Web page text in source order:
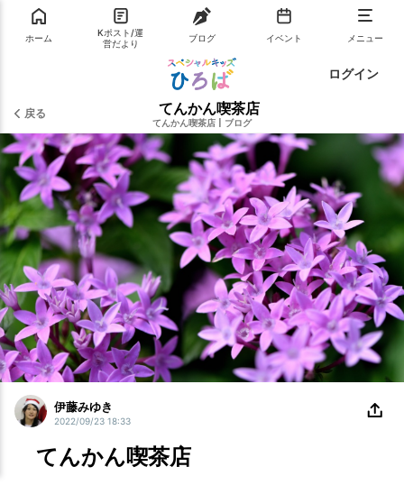
ホーム
Kポスト/運
営だより
ブログ イベント メニュー
ログイン
戻る てんかん喫茶店
てんかん喫茶店 ブログ
伊藤みゆき
2022/09/23 18:33
てんかん喫茶店